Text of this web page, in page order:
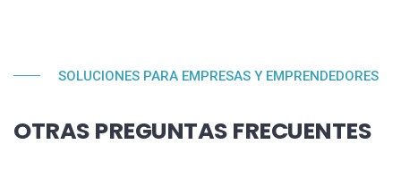
SOLUCIONES PARA EMPRESAS Y EMPRENDEDORES
OTRAS PREGUNTAS FRECUENTES